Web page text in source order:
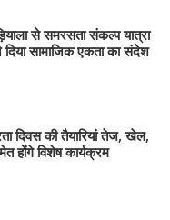
से समरसता संकल्प यात्रा
सामाजिक एकता का संदेश
दिवस की तैयारियां तेज, खेल,
होंगे विशेष कार्यक्रम